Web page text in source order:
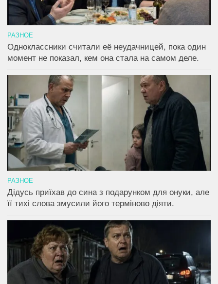
РАЗНОЕ
Одноклассники считали её неудачницей, пока один
момент не показал, кем она стала на самом деле.
РАЗНОЕ
Дідусь приїхав до сина з подарунком для онуки, але
її тихі слова змусили його терміново діяти.